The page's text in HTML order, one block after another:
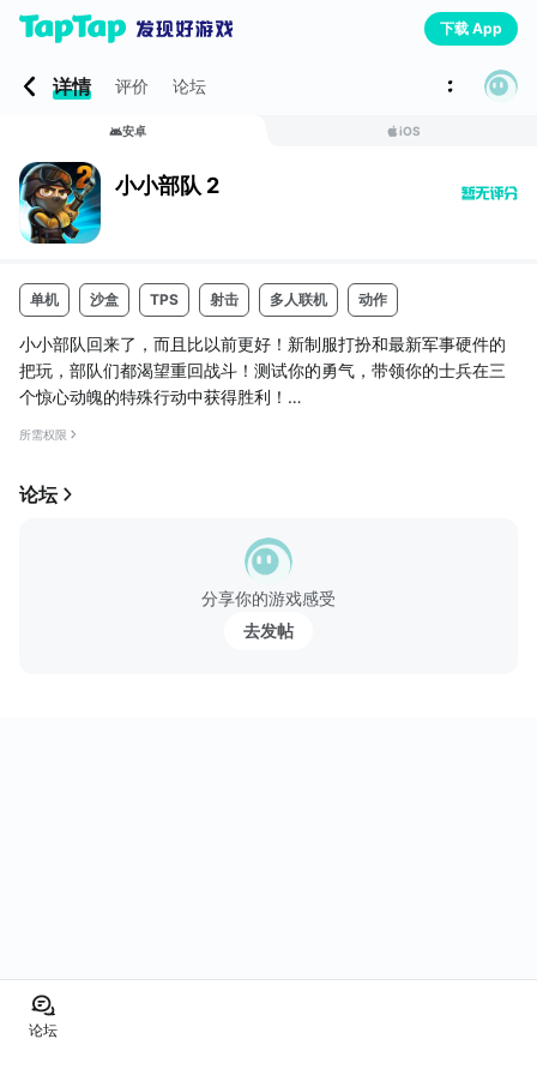
下载 App
详情 评价 论坛
安卓 iOS
小小部队 2
单机 沙盒 TPS 射击 多人联机 动作
小小部队回来了，而且比以前更好！新制服打扮和最新军事硬件的
把玩，部队们都渴望重回战斗！测试你的勇气，带领你的士兵在三
个惊心动魄的特殊行动中获得胜利！
一间十字小屋！
从医务人员和机枪手到精锐的三角洲特种部队和使用火焰喷射器火
所需权限
论坛
分享你的游戏感受
去发帖
论坛